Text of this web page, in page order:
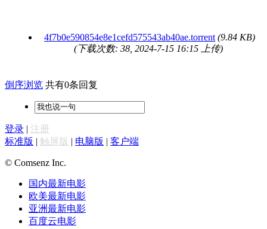
4f7b0e590854e8e1cefd575543ab40ae.torrent (9.84 KB)
(下载次数: 38, 2024-7-15 16:15 上传)
倒序浏览 共有0条回复
登录 | 注册
标准版 | 触屏版 | 电脑版 | 客户端
© Comsenz Inc.
国内最新电影
欧美最新电影
亚洲最新电影
百度云电影